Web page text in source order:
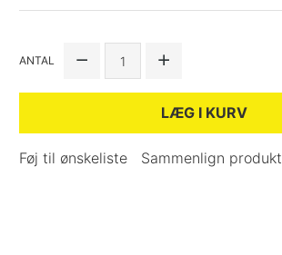
ANTAL
LÆG I KURV
Føj til ønskeliste Sammenlign produkt